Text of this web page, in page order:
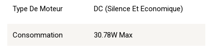
Type De Moteur DC (Silence Et Economique)
Consommation 30.78W Max